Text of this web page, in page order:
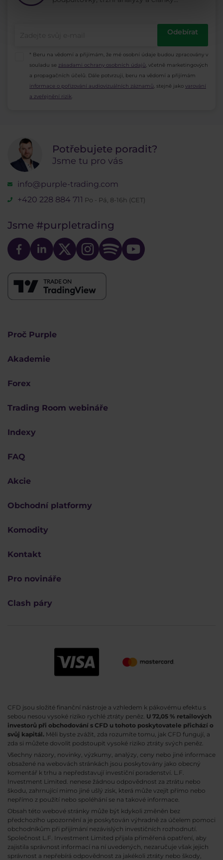
Odebírat
* Beru na vědomí a přijímám, že mé osobní údaje budou zpracovány v
souladu se zásadami ochrany osobních údajů, včetně marketingových
a propagačních účelů. Dále potvrzuji, beru na vědomí a přijímám
informace o pořizování audiovizuálních záznamů, stejně jako varování
a zveřejnění rizik.
Potřebujete poradit?
Jsme tu pro vás
info@purple-trading.com
+420 228 884 711 Po - Pá, 8-16h (CET)
Jsme #purpletrading
Proč Purple
Akademie
Forex
Trading Room webináře
Indexy
FAQ
Akcie
Obchodní platformy
Komodity
Kontakt
Pro novináře
Clash páry
CFD jsou složité finanční nástroje a vzhledem k pákovému efektu s
sebou nesou vysoké riziko rychlé ztráty peněz. U 72,05 % retailových
investorů při obchodování s CFD u tohoto poskytovatele přichází o
svůj kapitál. Měli byste zvážit, zda rozumíte tomu, jak CFD fungují, a
zda si můžete dovolit podstoupit vysoké riziko ztráty svých peněz.
Všechny názory, novinky, výzkumy, analýzy, ceny nebo jiné informace
obsažené na webovách stránkách jsou poskytovány jako obecný
komentář k trhu a nepředstavují investiční poradenství. L.F.
Investment Limited. nenese žádnou odpovědnost za ztrátu nebo
škodu, zahrnující mimo jiné ušlý zisk, která může vzejít přímo nebo
nepřímo z použití nebo spoléhání se na takové informace.
Obsah této webové stránky může být kdykoli změněn bez
předchozího upozornění a je poskytován výhradně za účelem pomoci
obchodníkům při přijímání nezávislých investičních rozhodnutí.
Společnost L.F. Investment Limited přijala přiměřená opatření, aby
zajistila správnost informací na ní uvedených, nezaručuje však jejich
správnost a nepřebírá odpovědnost za jakékoli ztráty nebo škody,